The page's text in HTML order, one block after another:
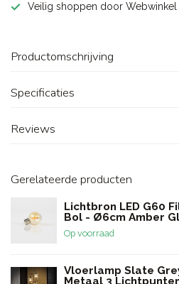
Veilig shoppen door Webwinkel
Productomschrijving
Specificaties
Reviews
Gerelateerde producten
Lichtbron LED G60
Bol - Ø6cm Amber
Op voorraad
Vloerlamp Slate
Metaal 3